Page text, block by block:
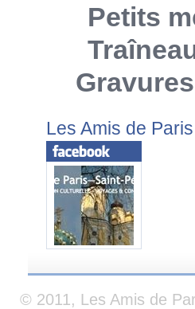
Petits
Les Amis de
© 2011, Les Amis de